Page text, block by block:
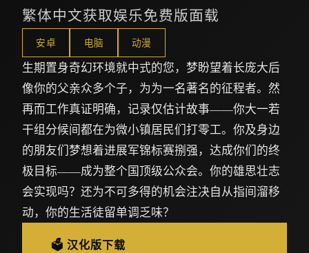
繁体中文获取娱乐免费版面载
安卓 电脑 动漫
生期置身奇幻环境就中式的您，梦盼望着长庞大后
像你的父亲众多个子，为为一名著名的征程者。然
再而工作真证明确，记录仅估计故事——你大一若
干组分候间都在为微小镇居民们打零工。你及身边
的朋友们梦想着进展军锦标赛捌强，达成你们的终
极目标——成为整个国顶级公众会。你的雄思壮志
会实现吗？还为不可多得的机会注决自从指间溜移
动，你的生活徒留单调乏味？
🗳️ 汉化版下载